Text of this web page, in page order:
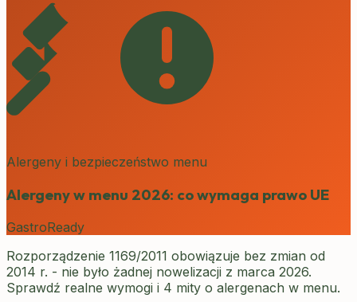
Alergeny i bezpieczeństwo menu
Alergeny w menu 2026: co wymaga prawo UE
GastroReady
Rozporządzenie 1169/2011 obowiązuje bez zmian od
2014 r. - nie było żadnej nowelizacji z marca 2026.
Sprawdź realne wymogi i 4 mity o alergenach w menu.